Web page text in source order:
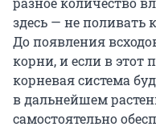
здесь — не поливать
До появления
корни, и если в этот
корневая система
в дальнейшем
самостоятельно